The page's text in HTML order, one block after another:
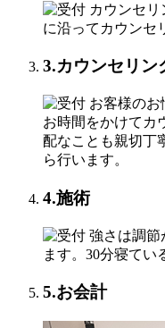
カウンセ
に沿ってカウンセ
3.カウンセリン
お客様のお
お時間をかけてカ
配なことも親切丁
ら行います。
4.施術
強さは調節
ます。30分寝てい
5.お会計